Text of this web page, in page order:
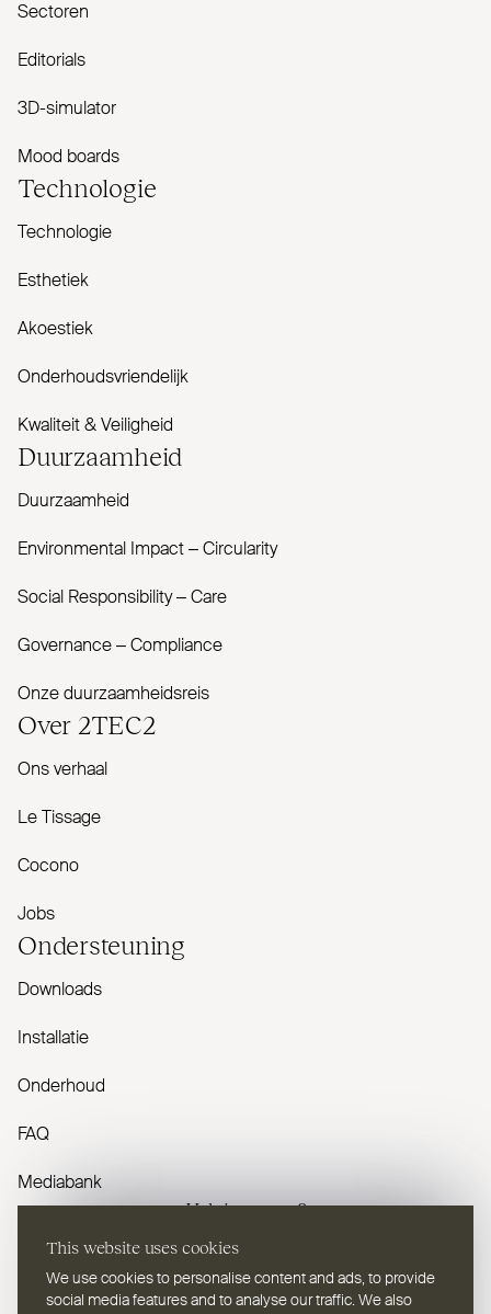
This website uses cookies
We use cookies to personalise content and ads, to provide
social media features and to analyse our traffic. We also
Sectoren
Editorials
3D-simulator
Mood boards
Tech­nologie
Technologie
Esthetiek
Akoestiek
Onderhoudsvriendelijk
Kwaliteit & Veiligheid
Duur­zaamheid
Duurzaamheid
Envi­ronmental Impact – Cir­cularity
Social Responsibility – Care
Governance – Com­pliance
Onze duurzaamheidsreis
Over 2TEC2
Ons verhaal
Le Tissage
Cocono
Jobs
Onder­steuning
Downloads
Installatie
Onderhoud
FAQ
Mediabank
Heb je vragen?